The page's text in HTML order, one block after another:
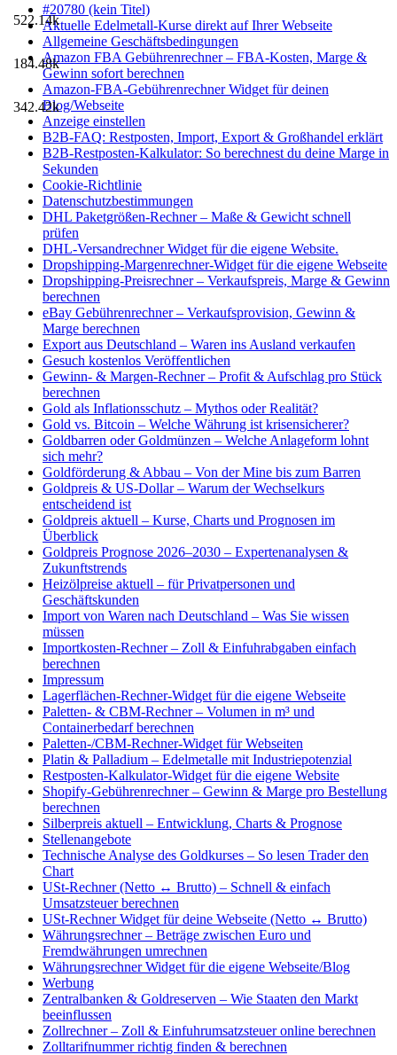
522.14k
184.48k
342.42k
#20780 (kein Titel)
Aktuelle Edelmetall-Kurse direkt auf Ihrer Webseite
Allgemeine Geschäftsbedingungen
Amazon FBA Gebührenrechner – FBA-Kosten, Marge &
Gewinn sofort berechnen
Amazon-FBA-Gebührenrechner Widget für deinen
Blog/Webseite
Anzeige einstellen
B2B-FAQ: Restposten, Import, Export & Großhandel erklärt
B2B-Restposten-Kalkulator: So berechnest du deine Marge in
Sekunden
Cookie-Richtlinie
Datenschutzbestimmungen
DHL Paketgrößen-Rechner – Maße & Gewicht schnell
prüfen
DHL-Versandrechner Widget für die eigene Website.
Dropshipping-Margenrechner-Widget für die eigene Webseite
Dropshipping-Preisrechner – Verkaufspreis, Marge & Gewinn
berechnen
eBay Gebührenrechner – Verkaufsprovision, Gewinn &
Marge berechnen
Export aus Deutschland – Waren ins Ausland verkaufen
Gesuch kostenlos Veröffentlichen
Gewinn- & Margen-Rechner – Profit & Aufschlag pro Stück
berechnen
Gold als Inflationsschutz – Mythos oder Realität?
Gold vs. Bitcoin – Welche Währung ist krisensicherer?
Goldbarren oder Goldmünzen – Welche Anlageform lohnt
sich mehr?
Goldförderung & Abbau – Von der Mine bis zum Barren
Goldpreis & US-Dollar – Warum der Wechselkurs
entscheidend ist
Goldpreis aktuell – Kurse, Charts und Prognosen im
Überblick
Goldpreis Prognose 2026–2030 – Expertenanalysen &
Zukunftstrends
Heizölpreise aktuell – für Privatpersonen und
Geschäftskunden
Import von Waren nach Deutschland – Was Sie wissen
müssen
Importkosten-Rechner – Zoll & Einfuhrabgaben einfach
berechnen
Impressum
Lagerflächen-Rechner-Widget für die eigene Webseite
Paletten- & CBM-Rechner – Volumen in m³ und
Containerbedarf berechnen
Paletten-/CBM-Rechner-Widget für Webseiten
Platin & Palladium – Edelmetalle mit Industriepotenzial
Restposten-Kalkulator-Widget für die eigene Website
Shopify-Gebührenrechner – Gewinn & Marge pro Bestellung
berechnen
Silberpreis aktuell – Entwicklung, Charts & Prognose
Stellenangebote
Technische Analyse des Goldkurses – So lesen Trader den
Chart
USt-Rechner (Netto ↔ Brutto) – Schnell & einfach
Umsatzsteuer berechnen
USt-Rechner Widget für deine Webseite (Netto ↔ Brutto)
Währungsrechner – Beträge zwischen Euro und
Fremdwährungen umrechnen
Währungsrechner Widget für die eigene Webseite/Blog
Werbung
Zentralbanken & Goldreserven – Wie Staaten den Markt
beeinflussen
Zollrechner – Zoll & Einfuhrumsatzsteuer online berechnen
Zolltarifnummer richtig finden & berechnen